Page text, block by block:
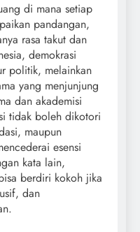
di mana setiap
pandangan,
rasa takut dan
demokrasi
politik, melainkan
yang menjunjung
dan akademisi
tidak boleh dikotori
maupun
esensi
kata lain,
berdiri kokoh jika
dan